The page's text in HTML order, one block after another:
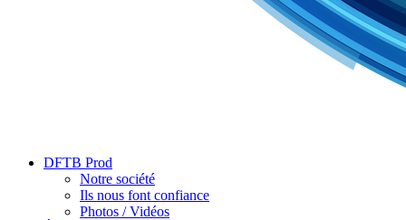
DFTB Prod
Notre société
Ils nous font confiance
Photos / Vidéos